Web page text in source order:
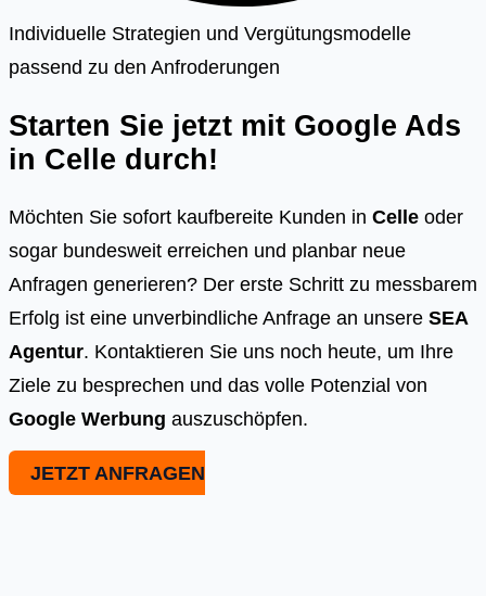
Individuelle Strategien und Vergütungsmodelle
passend zu den Anfroderungen
Starten Sie jetzt mit Google Ads
in Celle durch!
Möchten Sie sofort kaufbereite Kunden in Celle oder
sogar bundesweit erreichen und planbar neue
Anfragen generieren? Der erste Schritt zu messbarem
Erfolg ist eine unverbindliche Anfrage an unsere SEA
Agentur. Kontaktieren Sie uns noch heute, um Ihre
Ziele zu besprechen und das volle Potenzial von
Google Werbung auszuschöpfen.
JETZT ANFRAGEN